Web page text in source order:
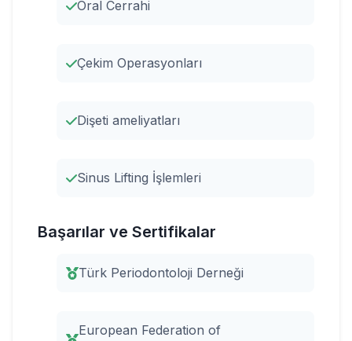
Oral Cerrahi
Çekim Operasyonları
Dişeti ameliyatları
Sinus Lifting İşlemleri
Başarılar ve Sertifikalar
Türk Periodontoloji Derneği
European Federation of